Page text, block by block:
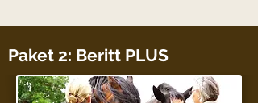
Paket 2: Beritt PLUS